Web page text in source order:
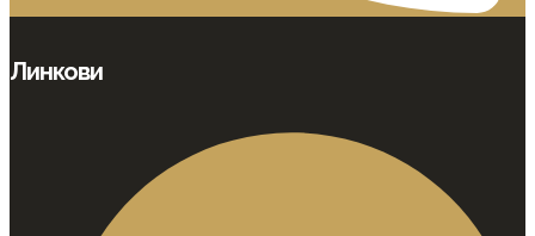
Линкови